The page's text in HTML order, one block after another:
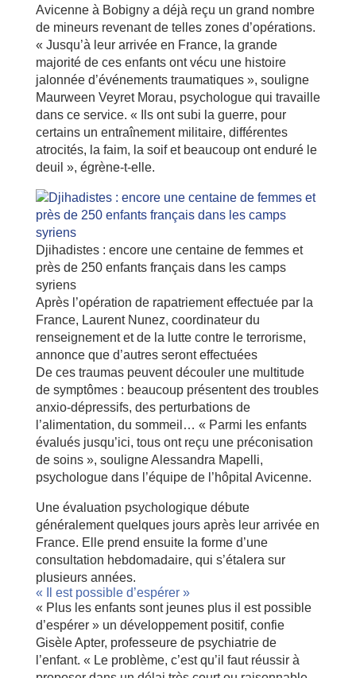
Avicenne à Bobigny a déjà reçu un grand nombre
de mineurs revenant de telles zones d’opérations.
« Jusqu’à leur arrivée en France, la grande
majorité de ces enfants ont vécu une histoire
jalonnée d’événements traumatiques », souligne
Maurween Veyret Morau, psychologue qui travaille
dans ce service. « Ils ont subi la guerre, pour
certains un entraînement militaire, différentes
atrocités, la faim, la soif et beaucoup ont enduré le
deuil », égrène-t-elle.
Djihadistes : encore une centaine de femmes et
près de 250 enfants français dans les camps
syriens
Après l’opération de rapatriement effectuée par la
France, Laurent Nunez, coordinateur du
renseignement et de la lutte contre le terrorisme,
annonce que d’autres seront effectuées
De ces traumas peuvent découler une multitude
de symptômes : beaucoup présentent des troubles
anxio-dépressifs, des perturbations de
l’alimentation, du sommeil… « Parmi les enfants
évalués jusqu’ici, tous ont reçu une préconisation
de soins », souligne Alessandra Mapelli,
psychologue dans l’équipe de l’hôpital Avicenne.
Une évaluation psychologique débute
généralement quelques jours après leur arrivée en
France. Elle prend ensuite la forme d’une
consultation hebdomadaire, qui s’étalera sur
plusieurs années.
« Il est possible d’espérer »
« Plus les enfants sont jeunes plus il est possible
d’espérer » un développement positif, confie
Gisèle Apter, professeure de psychiatrie de
l’enfant. « Le problème, c’est qu’il faut réussir à